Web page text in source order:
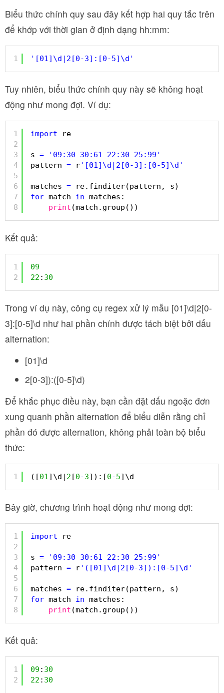
Biểu thức chính quy sau đây kết hợp hai quy tắc trên
để khớp với thời gian ở định dạng hh:mm:
1 '[01]\d|2[0-3]:[0-5]\d'
Tuy nhiên, biểu thức chính quy này sẽ không hoạt
động như mong đợi. Ví dụ:
1
2
3
4
5
6
7
8
import re
s =
'09:30 30:61 22:30 25:99'
pattern = r'[01]\d|2[0-3]:[0-5]\d'
matches =
re.finditer(pattern, s)
for match in matches:
print (match.group())
Kết quả:
1
2
09
22 : 30
Trong ví dụ này, công cụ regex xử lý mẫu [01]\d|2[0-
3]:[0-5]\d như hai phần chính được tách biệt bởi dấu
alternation:
[01]\d
2[0-3]):([0-5]\d)
Để khắc phục điều này, bạn cần đặt dấu ngoặc đơn
xung quanh phần alternation để biểu diễn rằng chỉ
phần đó được alternation, không phải toàn bộ biểu
thức:
1 ([01]\d| 2 [0-3]):[0-5]\d
Bây giờ, chương trình hoạt động như mong đợi:
1
2
3
4
5
6
7
8
import re
s =
'09:30 30:61 22:30 25:99'
pattern = r'([01]\d|2[0-3]):[0-5]\d'
matches =
re.finditer(pattern, s)
for match in matches:
print (match.group())
Kết quả:
1
2
09 : 30
22 : 30